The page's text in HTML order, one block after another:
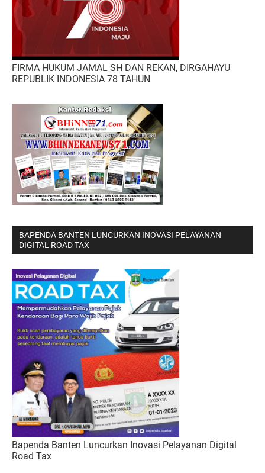
FIRMA HUKUM JAMAL SH DAN REKAN, DIRGAHAYU
REPUBLIK INDONESIA 78 TAHUN
BAPENDA BANTEN LUNCURKAN INOVASI PELAYANAN
DIGITAL ROAD TAX
Bapenda Banten Luncurkan Inovasi Pelayanan Digital
Road Tax